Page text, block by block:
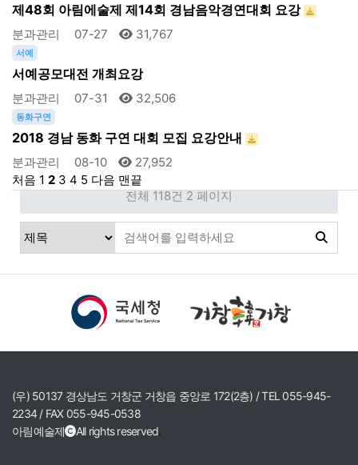
제48회 아림에술제 제14회 경남음악경연대회 요강
분과관리 07-27 31,767
서예
서예공모대전 개최요강
분과관리 07-31 32,506
동화구연
2018 경남 동화 구연 대회 모집 요강안내
분과관리 08-10
27,952
처음 1 2 3 4 5 다음 맨끝
전체 118건 2 페이지
(우) 50137 경상남도 거창군 거창읍 중앙로 172(2층) / TEL 055-945-
2234 / FAX 055-945-0538
아림예술제
All rights reserved.